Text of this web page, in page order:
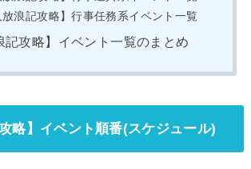
放浪記攻略】行事任務系イベント一覧
記攻略】イベント一覧のまとめ
略】イベント順番(スケジュール)